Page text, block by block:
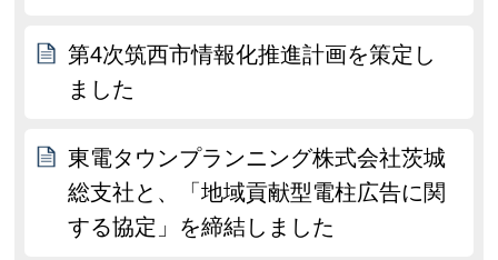
第4次筑西市情報化推進計画を策定し
ました
東電タウンプランニング株式会社茨城
総支社と、「地域貢献型電柱広告に関
する協定」を締結しました